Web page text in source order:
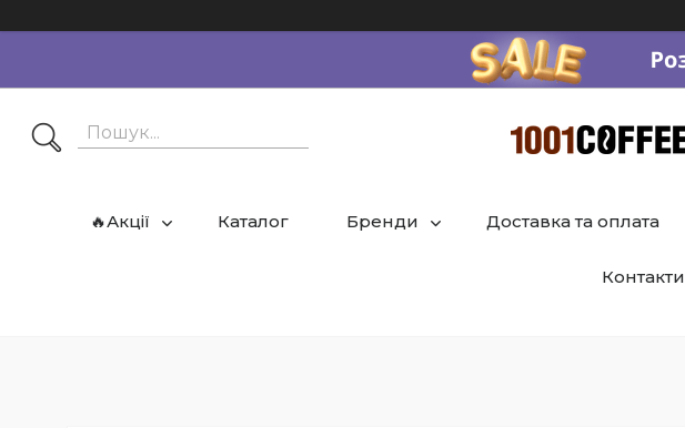
🔥Акції Каталог Бренди Доставка та оплата
Контакти